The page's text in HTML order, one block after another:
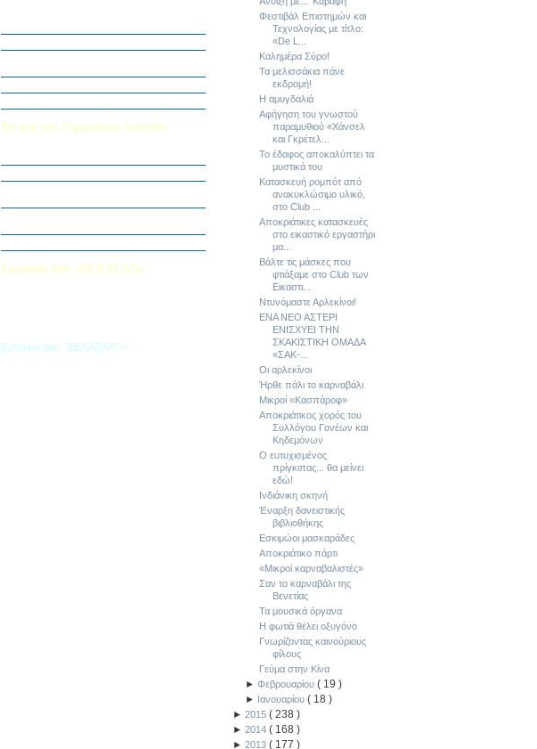
Τα νέα του Γυμνασίου-Λυκείου
Εργασία στο «ΔΕΛΑΣΑΛ»
Εργασία στο "ΔΕΛΑΣΑΛ"->
Φεστιβάλ Επιστημών και
Τεχνολογίας με τίτλο:
«De L...
Καλημέρα Σύρο!
Τα μελισσάκια πάνε
εκδρομή!
Η αμυγδαλιά
Αφήγηση του γνωστού
παραμυθιού «Χάνσελ
και Γκρέτελ...
Το έδαφος αποκαλύπτει τα
μυστικά του
Κατασκευή ρομπότ από
ανακυκλώσιμο υλικό,
στο Club ...
Αποκριάτικες κατασκευές
στο εικαστικό εργαστήρι
μα...
Βάλτε τις μάσκες που
φτιάξαμε στο Club των
Εικαστι...
Ντυνόμαστε Αρλεκίνοι!
ΕΝΑ ΝΕΟ ΑΣΤΕΡΙ
ΕΝΙΣΧΥΕΙ ΤΗΝ
ΣΚΑΚΙΣΤΙΚΗ ΟΜΑΔΑ
«ΣΑΚ-...
Οι αρλεκίνοι
Ήρθε πάλι το καρναβάλι
Μικροί «Κασπάροφ»
Αποκριάτικος χορός του
Συλλόγου Γονέων και
Κηδεμόνων
Ο ευτυχισμένος
πρίγκιπας... θα μείνει
εδώ!
Ινδιάνικη σκηνή
Έναρξη δανειστικής
βιβλιοθήκης
Εσκιμώοι μασκαράδες
Αποκριάτικο πάρτι
«Μικροί καρναβαλιστές»
Σαν το καρναβάλι της
Βενετίας
Τα μουσικά όργανα
Η φωτιά θέλει οξυγόνο
Γνωρίζοντας καινούριους
φίλους
Γεύμα στην Κίνα
►Φεβρουαρίου( 19)
► Ιανουαρίου( 18)
► 2015 ( 238 )
► 2014 ( 168 )
► 2013 ( 177 )